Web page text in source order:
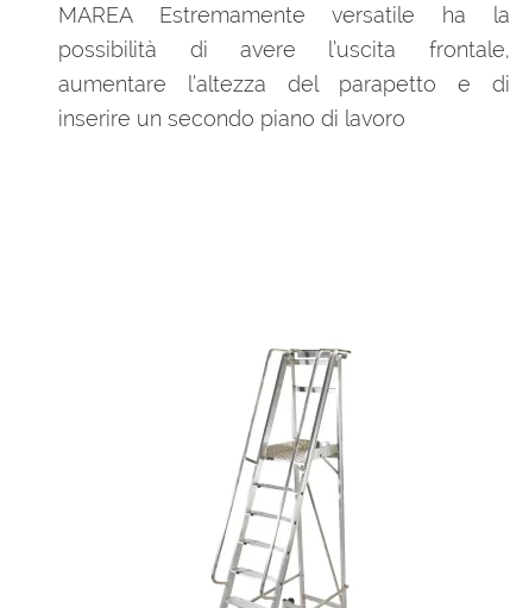
MAREA Estremamente versatile ha la
possibilità di avere l’uscita frontale,
aumentare l’altezza del parapetto e di
inserire un secondo piano di lavoro